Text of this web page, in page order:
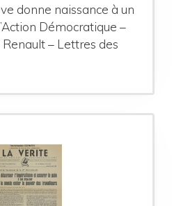
donne naissance à un
Démocratique –
– Lettres des